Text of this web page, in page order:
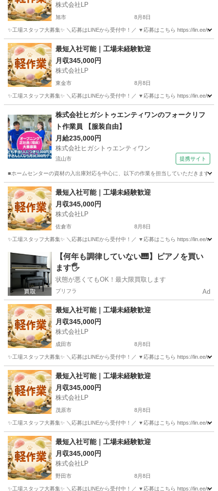
株式会社LP
旭市 8月8日
✨工場スタッフ大募集✨ ＼応募はLINEから受付中！／ ▼応募はこちら https://lin.ee/
千葉 旭市 工場 未経験
最短入社可能｜工場未経験歓迎
月収345,000円
株式会社LP
東金市 8月8日
✨工場スタッフ大募集✨ ＼応募はLINEから受付中！／ ▼応募はこちら https://lin.ee/
工場 未経験
株式会社ヒガシトゥエンティワンのフォークリフ
ト作業員 【服装自由】
月給235,000円
株式会社ヒガシトゥエンティワン
流山市 提携サイト
■ホームセンターの資材の入出庫対応を中心に、以下の作業を担当していただきます
千葉 流山市 倉庫管理
最短入社可能｜工場未経験歓迎
月収345,000円
株式会社LP
佐倉市 8月8日
✨工場スタッフ大募集✨ ＼応募はLINEから受付中！／ ▼応募はこちら https://lin.ee/
千葉 佐倉市 工場
【何年も調律していない🎹】ピアノを買い
ます🖐️
状態が悪くてもOK！最大限買取します
プリフラ Ad
最短入社可能｜工場未経験歓迎
月収345,000円
株式会社LP
成田市 8月8日
✨工場スタッフ大募集✨ ＼応募はLINEから受付中！／ ▼応募はこちら https://lin.ee/
千葉 成田市 工場 未経験
最短入社可能｜工場未経験歓迎
月収345,000円
株式会社LP
茂原市 8月8日
✨工場スタッフ大募集✨ ＼応募はLINEから受付中！／ ▼応募はこちら https://lin.ee/
千葉 茂原市 工場 未経験
最短入社可能｜工場未経験歓迎
月収345,000円
株式会社LP
野田市 8月8日
✨工場スタッフ大募集✨ ＼応募はLINEから受付中！／ ▼応募はこちら https://lin.ee/